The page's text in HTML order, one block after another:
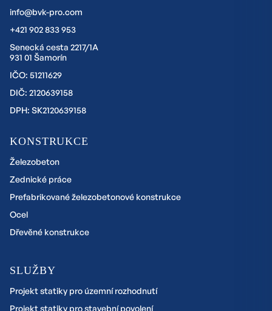
info@bvk-pro.com
+421 902 833 953
Senecká cesta 2217/1A
931 01 Šamorín
IČO: 51211629
DIČ: 2120639158
DPH: SK2120639158
KONSTRUKCE
Železobeton
Zednické práce
Prefabrikované železobetonové konstrukce
Ocel
Dřevěné konstrukce
SLUŽBY
Projekt statiky pro územní rozhodnutí
Projekt statiky pro stavební povolení